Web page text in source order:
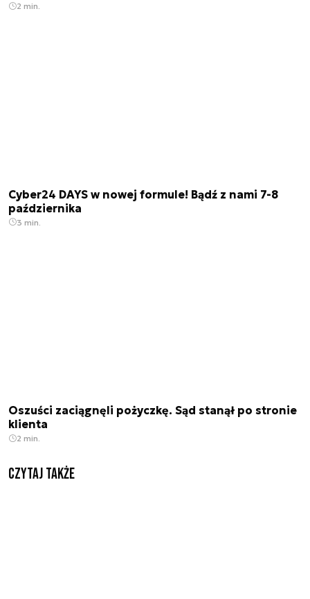
2 min.
Cyber24 DAYS w nowej formule! Bądź z nami 7-8
października
3 min.
Oszuści zaciągnęli pożyczkę. Sąd stanął po stronie
klienta
2 min.
Czytaj także